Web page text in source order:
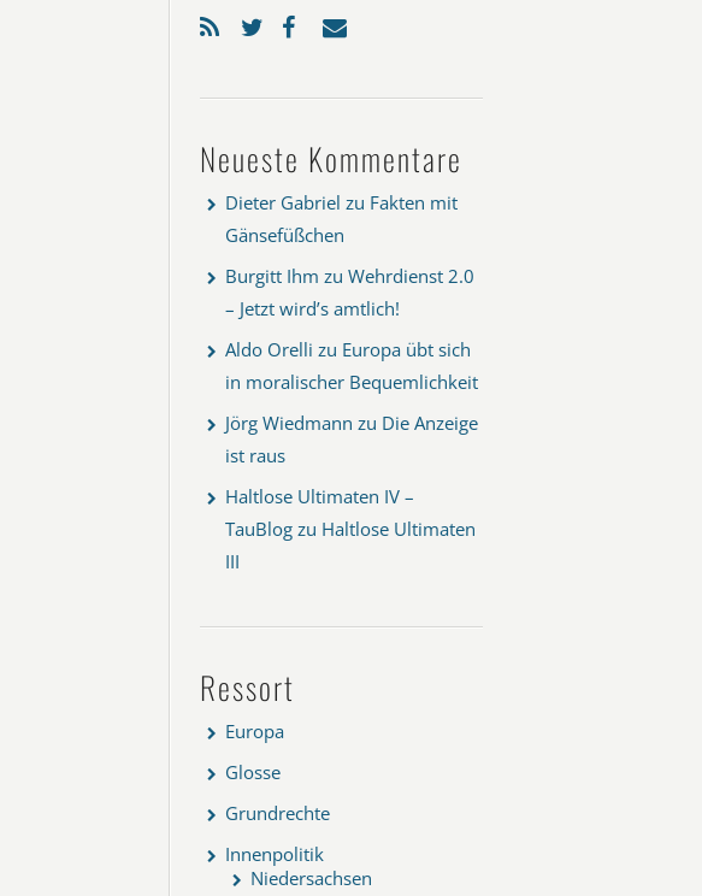
Neueste Kommentare
Dieter Gabriel zu Fakten mit
Gänsefüßchen
Burgitt Ihm zu Wehrdienst 2.0
– Jetzt wird’s amtlich!
Aldo Orelli zu Europa übt sich
in moralischer Bequemlichkeit
Jörg Wiedmann zu Die Anzeige
ist raus
Haltlose Ultimaten IV –
TauBlog zu Haltlose Ultimaten
III
Ressort
Europa
Glosse
Grundrechte
Innenpolitik
Niedersachsen